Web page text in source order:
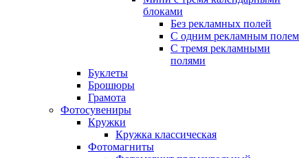
блоками
Без рекламных полей
С одним рекламным полем
С тремя рекламными
полями
Буклеты
Брошюры
Грамота
Фотосувениры
Кружки
Кружка классическая
Фотомагниты